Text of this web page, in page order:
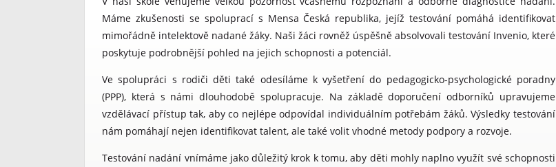
Máme zkušenosti se spoluprací s Mensa Česká republika, jejíž testování pomáhá identifikovat
mimořádně intelektově nadané žáky. Naši žáci rovněž úspěšně absolvovali testování Invenio, které
poskytuje podrobnější pohled na jejich schopnosti a potenciál.
Ve spolupráci s rodiči děti také odesíláme k vyšetření do pedagogicko-psychologické poradny
(PPP), která s námi dlouhodobě spolupracuje. Na základě doporučení odborníků upravujeme
vzdělávací přístup tak, aby co nejlépe odpovídal individuálním potřebám žáků. Výsledky testování
nám pomáhají nejen identifikovat talent, ale také volit vhodné metody podpory a rozvoje.
Testování nadání vnímáme jako důležitý krok k tomu, aby děti mohly naplno využít své schopnosti